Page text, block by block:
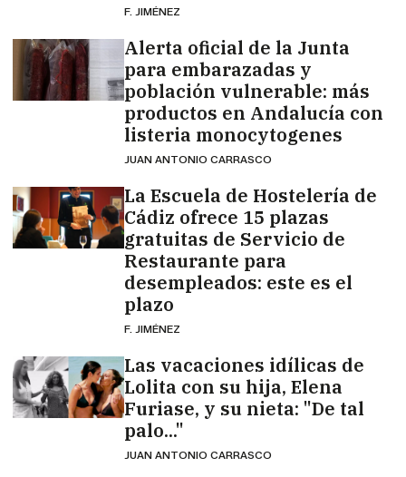
F. JIMÉNEZ
Alerta oficial de la Junta
para embarazadas y
población vulnerable: más
productos en Andalucía con
listeria monocytogenes
JUAN ANTONIO CARRASCO
La Escuela de Hostelería de
Cádiz ofrece 15 plazas
gratuitas de Servicio de
Restaurante para
desempleados: este es el
plazo
F. JIMÉNEZ
Las vacaciones idílicas de
Lolita con su hija, Elena
Furiase, y su nieta: "De tal
palo..."
JUAN ANTONIO CARRASCO